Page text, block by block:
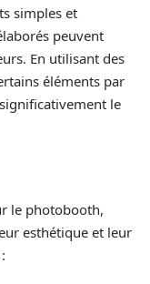
simples et
peuvent
En utilisant des
éléments par
le
le photobooth,
esthétique et leur